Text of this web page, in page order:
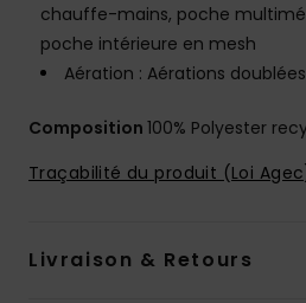
chauffe-mains, poche
poche intérieure en mesh
Aération : Aérations
Composition 100% Polyester
Traçabilité du produit (Loi
Livraison & Retours